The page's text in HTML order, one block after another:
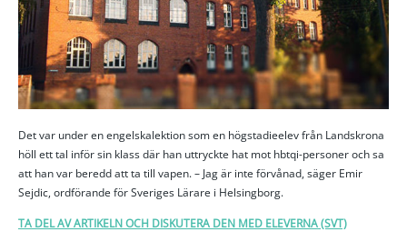
Det var under en engelskalektion som en högstadieelev från Landskrona
höll ett tal inför sin klass där han uttryckte hat mot hbtqi-personer och sa
att han var beredd att ta till vapen. – Jag är inte förvånad, säger Emir
Sejdic, ordförande för Sveriges Lärare i Helsingborg.
TA DEL AV ARTIKELN OCH DISKUTERA DEN MED ELEVERNA (SVT)